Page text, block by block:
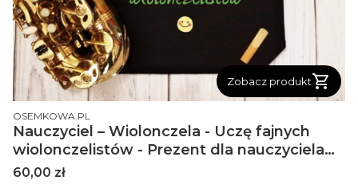
Zobacz produkt
PRODUCENT
OSEMKOWA.PL
Nauczyciel – Wiolonczela - Uczę fajnych
wiolonczelistów - Prezent dla nauczyciela
gry na wiolonczeli - Torba na ramię
Cena
60,00 zł